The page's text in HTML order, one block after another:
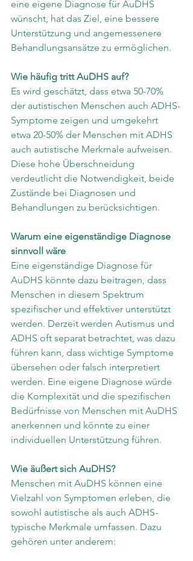
eine eigene Diagnose für AuDHS
wünscht, hat das Ziel, eine bessere
Unterstützung und angemessenere
Behandlungsansätze zu ermöglichen.
Wie häufig tritt AuDHS auf?
Es wird geschätzt, dass etwa 50-70%
der autistischen Menschen auch ADHS-
Symptome zeigen und umgekehrt
etwa 20-50% der Menschen mit ADHS
auch autistische Merkmale aufweisen.
Diese hohe Überschneidung
verdeutlicht die Notwendigkeit, beide
Zustände bei Diagnosen und
Behandlungen zu berücksichtigen.
Warum eine eigenständige Diagnose
sinnvoll wäre
Eine eigenständige Diagnose für
AuDHS könnte dazu beitragen, dass
Menschen in diesem Spektrum
spezifischer und effektiver unterstützt
werden. Derzeit werden Autismus und
ADHS oft separat betrachtet, was dazu
führen kann, dass wichtige Symptome
übersehen oder falsch interpretiert
werden. Eine eigene Diagnose würde
die Komplexität und die spezifischen
Bedürfnisse von Menschen mit AuDHS
anerkennen und könnte zu einer
individuellen Unterstützung führen.
Wie äußert sich AuDHS?
Menschen mit AuDHS können eine
Vielzahl von Symptomen erleben, die
sowohl autistische als auch ADHS-
typische Merkmale umfassen. Dazu
gehören unter anderem: